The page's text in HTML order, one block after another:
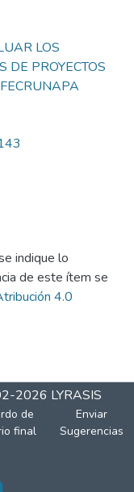
LOS
DE PROYECTOS
indique lo
de este ítem se
4.0
2026 LYRASIS
de
final
Enviar
Sugerencias